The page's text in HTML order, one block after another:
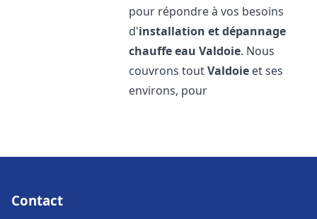
pour répondre à vos besoins
d'installation et dépannage
chauffe eau Valdoie. Nous
couvrons toutValdoie et ses
environs, pour
Contact